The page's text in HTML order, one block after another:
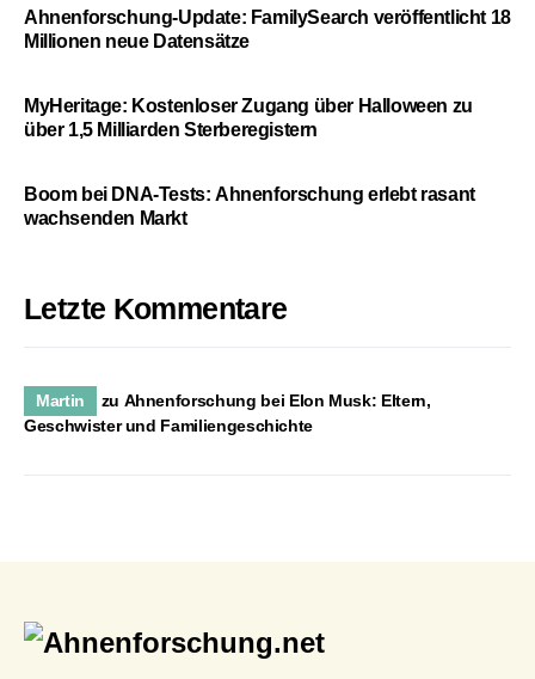
Ahnenforschung-Update: FamilySearch veröffentlicht 18
Millionen neue Datensätze
MyHeritage: Kostenloser Zugang über Halloween zu
über 1,5 Milliarden Sterberegistern
Boom bei DNA-Tests: Ahnenforschung erlebt rasant
wachsenden Markt
Letzte Kommentare
Martin zu Ahnenforschung bei Elon Musk: Eltern,
Geschwister und Familiengeschichte